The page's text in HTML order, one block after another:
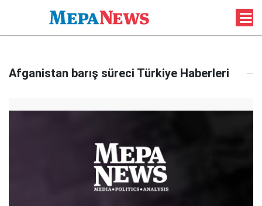
Afganistan barış süreci Türkiye Haberleri